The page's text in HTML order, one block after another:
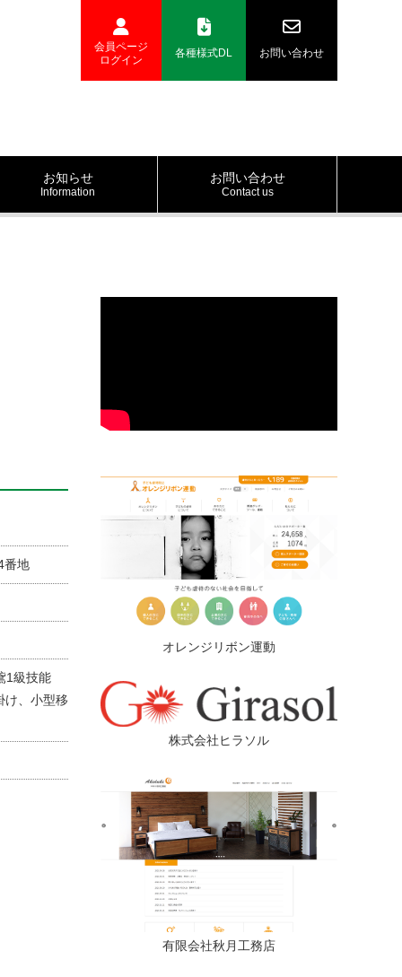
会員ページ
ログイン
各種様式DL お問い合わせ
お知らせ
Information
お問い合わせ
Contact us
番地
1級技能
け、小型移
オレンジリボン運動
株式会社ヒラソル
有限会社秋月工務店